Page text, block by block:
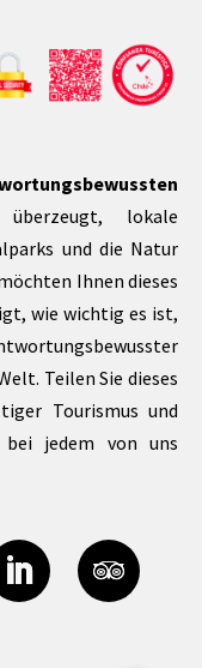
lokale
und die Natur
Ihnen dieses
wie wichtig es ist,
Teilen Sie dieses
Tourismus und
jedem von uns